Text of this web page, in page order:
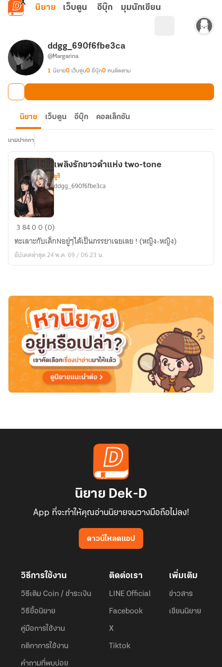
ข้ามไปยังเนื้อหาหลัก
นิยาย เว็บตูน อีบุ๊ก มุมนักเขียน
ddgg_690f6fbe3ca
@Margarina
1 นิยาย0 เว็บตูน0 อีบุ๊ก0 คนติดตาม
นิยาย เว็บตูน อีบุ๊ก คอลเล็กชัน
นามปากกา
เพลิง
ขาว
ดำ
tone
เพลิงรักขาวดำแห่ง two-tone
ยูริ
ddgg_690f6fbe3ca
38400 (0)
ทะเลาะกับเด็กNอยู่ๆได้เป็นภรรยาเฉยเลย ! (หญิง-หญิง)
อัปเดตล่าสุด 24 พ.ค. 69 / 06:23 น.
นิยาย Dek-D
App ที่จะทำให้คุณอ่านนิยายจนวางมือถือไม่ลง!
ดาวน์โหลดแอป
วิธีการใช้งาน
วิธีเติม Coin / ชำระเงิน
วิธีซื้อนิยาย
คู่มือการใช้งาน
กติกาการใช้งาน
คำถามที่พบบ่อย
ติดต่อเรา
LINE Official
Facebook
X
Tiktok
เพิ่มเติม
ข่าวสาร
เขียนนิยาย